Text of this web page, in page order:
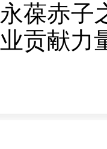
永葆赤子
业贡献力